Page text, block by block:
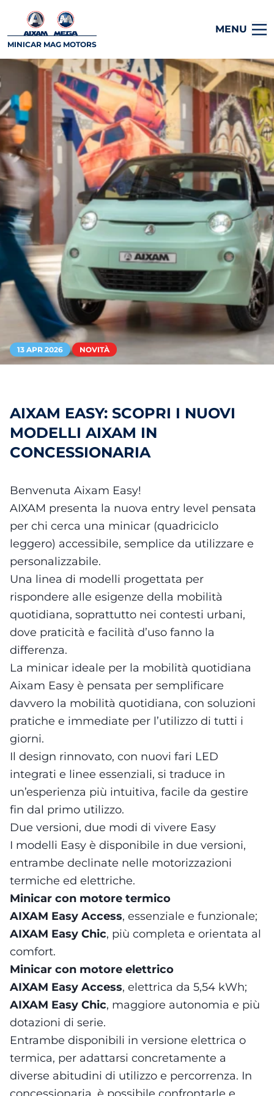
MINICAR MAG MOTORS
MENU
13 APR 2026 NOVITÀ
AIXAM EASY: SCOPRI I NUOVI
MODELLI AIXAM IN
CONCESSIONARIA
Benvenuta Aixam Easy!
AIXAM presenta la nuova entry level pensata
per chi cerca una minicar (quadriciclo
leggero) accessibile, semplice da utilizzare e
personalizzabile.
Una linea di modelli progettata per
rispondere alle esigenze della mobilità
quotidiana, soprattutto nei contesti urbani,
dove praticità e facilità d’uso fanno la
differenza.
La minicar ideale per la mobilità quotidiana
Aixam Easy è pensata per semplificare
davvero la mobilità quotidiana, con soluzioni
pratiche e immediate per l’utilizzo di tutti i
giorni.
Il design rinnovato, con nuovi fari LED
integrati e linee essenziali, si traduce in
un’esperienza più intuitiva, facile da gestire
fin dal primo utilizzo.
Due versioni, due modi di vivere Easy
I modelli Easy è disponibile in due versioni,
entrambe declinate nelle motorizzazioni
termiche ed elettriche.
Minicar con motore termico
AIXAM Easy Access, essenziale e funzionale;
AIXAM Easy Chic, più completa e orientata al
comfort.
Minicar con motore elettrico
AIXAM Easy Access, elettrica da 5,54 kWh;
AIXAM Easy Chic, maggiore autonomia e più
dotazioni di serie.
Entrambe disponibili in versione elettrica o
termica, per adattarsi concretamente a
diverse abitudini di utilizzo e percorrenza. In